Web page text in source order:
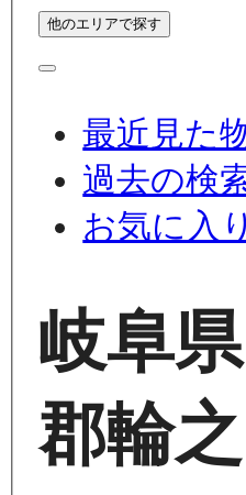
他のエリアで探す
最近見た
過去の検
お気に入り
岐阜
郡輪